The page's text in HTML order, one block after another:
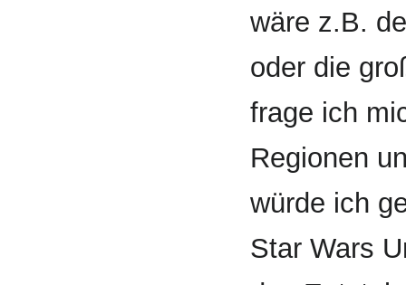
wäre z.B.
oder die
frage ich
Regionen
würde ich
Star Wars